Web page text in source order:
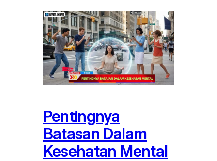
Pentingnya
Batasan Dalam
Kesehatan Mental